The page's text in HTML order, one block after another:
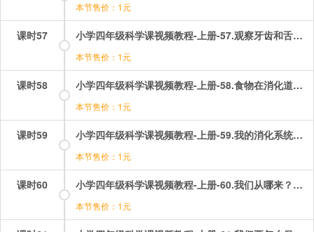
本节售价：1元
课时57 小学四年级科学课视频教程-上册-57.观察牙齿和舌头.mp4
本节售价：1元
课时58 小学四年级科学课视频教程-上册-58.食物在消化道里的变化.mp4
本节售价：1元
课时59 小学四年级科学课视频教程-上册-59.我的消化系统.mp4
本节售价：1元
课时60 小学四年级科学课视频教程-上册-60.我们从哪来？.mp4
本节售价：1元